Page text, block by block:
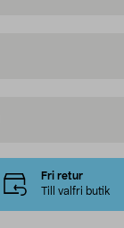
Fri retur
Till valfri butik